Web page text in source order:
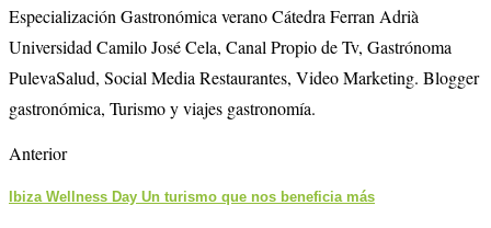
Especialización Gastronómica verano Cátedra Ferran Adrià
Universidad Camilo José Cela, Canal Propio de Tv, Gastrónoma
PulevaSalud, Social Media Restaurantes, Video Marketing. Blogger
gastronómica, Turismo y viajes gastronomía.
Anterior
Ibiza Wellness Day Un turismo que nos beneficia más